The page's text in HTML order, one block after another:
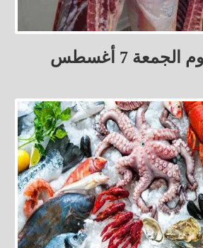
أسعار اللحوم اليوم الجمعة 7 أغسطس